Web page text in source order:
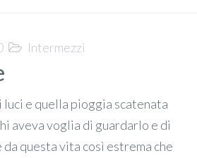
Intermezzi
e quella pioggia scatenata
aveva voglia di guardarlo e di
questa vita così estrema che